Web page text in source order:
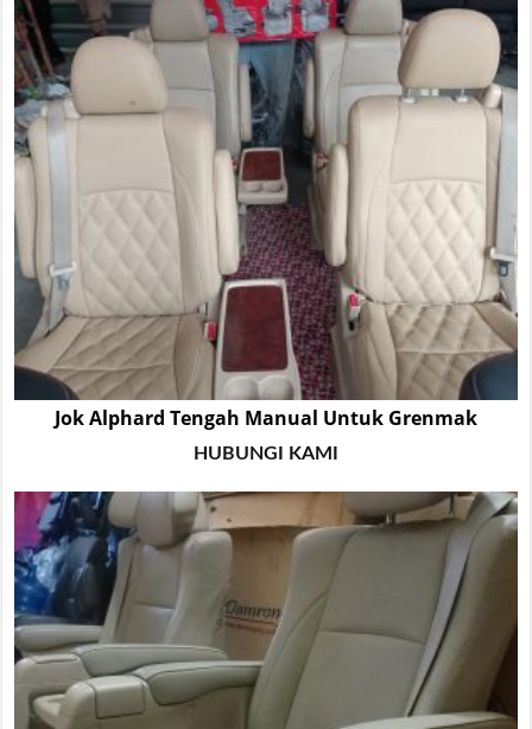
Jok Alphard Tengah Manual Untuk Grenmak
HUBUNGI KAMI